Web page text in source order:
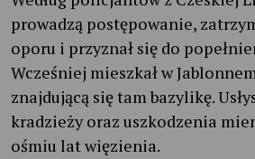
prowadzą postępowanie,
oporu i przyznał się do
Wcześniej mieszkał w
znajdującą się tam bazylikę.
kradzieży oraz uszkodzenia
ośmiu lat więzienia.